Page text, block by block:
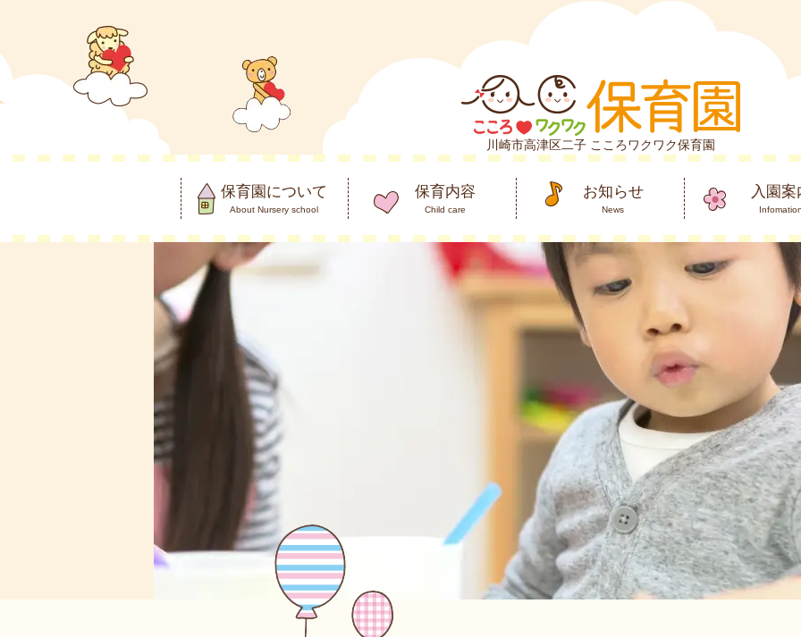
川崎市高津区二子 こころワクワク保育園
保育園について
About Nursery school
保育内容
Child care
お知らせ
News
入園案